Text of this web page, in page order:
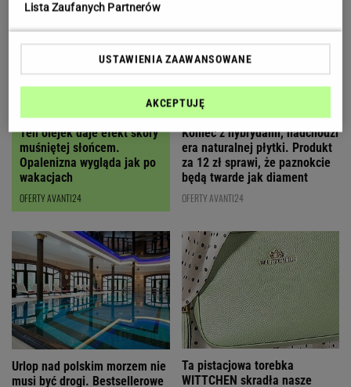
Ten olejek daje efekt skóry
muśniętej słońcem.
Opalenizna wygląda jak po
wakacjach
OFERTY AVANTI24
Koniec z hybrydami, nadchodzi
era naturalnej płytki. Produkt
za 12 zł sprawi, że paznokcie
będą twarde jak diament
OFERTY AVANTI24
Urlop nad polskim morzem nie
musi być drogi. Bestsellerowe
Ta pistacjowa torebka
WITTCHEN skradła nasze
Lista Zaufanych Partnerów
USTAWIENIA ZAAWANSOWANE
AKCEPTUJĘ